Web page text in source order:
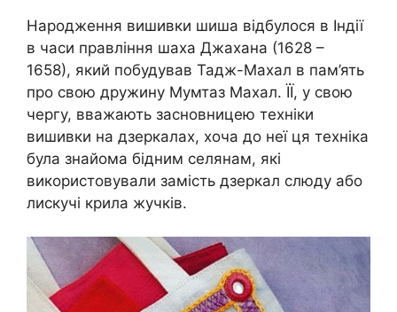
Народження вишивки шиша відбулося в Індії
в часи правління шаха Джахана (1628 –
1658), який побудував Тадж-Махал в пам’ять
про свою дружину Мумтаз Махал. ЇЇ, у свою
чергу, вважають засновницею техніки
вишивки на дзеркалах, хоча до неї ця техніка
була знайома бідним селянам, які
використовували замість дзеркал слюду або
лискучі крила жучків.